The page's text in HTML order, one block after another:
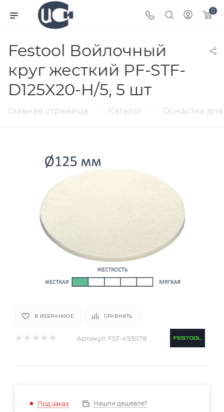
0
Festool Войлочный
круг жесткий PF-STF-
D125X20-H/5, 5 шт
Главная страница Каталог Оснастка
В ИЗБРАННОЕ СРАВНИТЬ
Артикул: FST-493078
Под заказ Нашли дешевле?